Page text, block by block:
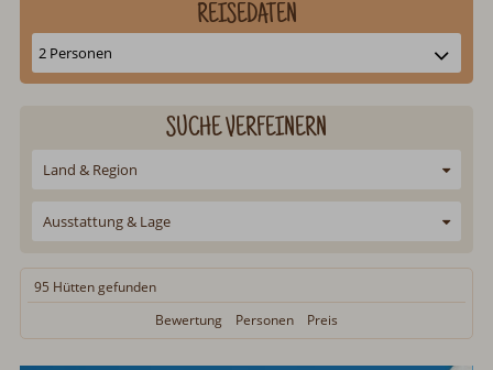
REISEDATEN
SUCHE VERFEINERN
Land & Region
Ausstattung & Lage
95 Hüttengefunden
Bewertung
Personen Preis